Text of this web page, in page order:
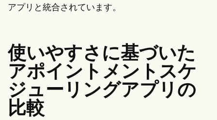
アプリと統合されています。
使いやすさに基づいた
アポイントメントスケ
ジューリングアプリの
比較